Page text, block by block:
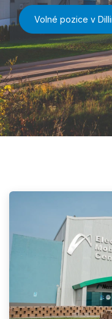
Volné pozice v